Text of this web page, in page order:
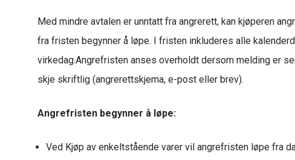
Med mindre avtalen er unntatt fra angrerett, kan kjøperen
fra fristen begynner å løpe. I fristen inkluderes alle
virkedag.Angrefristen anses overholdt dersom melding er
skje skriftlig (angrerettskjema, e-post eller brev).
Angrefristen begynner å løpe:
Ved Kjøp av enkeltstående varer vil angrefristen løpe fra